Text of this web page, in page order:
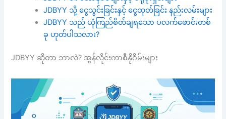
JDBYY သို့ ငွေသွင်းခြင်းနှင့် ငွေထုတ်ခြင်း နည်းလမ်းများ
JDBYY သည် ယုံကြည်စိတ်ချရသော ပလက်ဖောင်းတစ်
ခု ဟုတ်ပါသလား?
JDBYY ဆိုတာ ဘာလဲ? အွန်လိုင်းကာစီနိုဂိမ်းများ